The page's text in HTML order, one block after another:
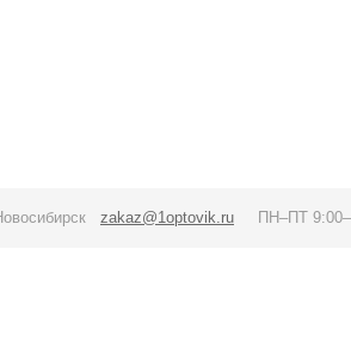
zakaz@1optovik.ru ПН–ПТ